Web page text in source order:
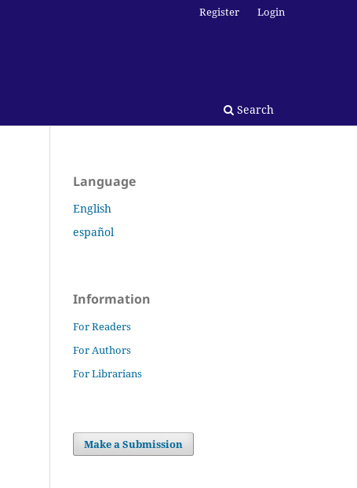
Search
Register Login
Language
English
español
Information
For Readers
For Authors
For Librarians
Make a Submission